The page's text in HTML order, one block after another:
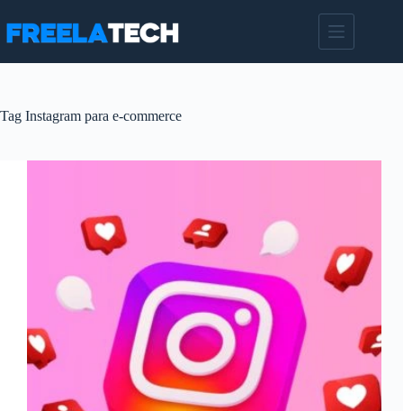
para
Tag Instagram para e-commerce